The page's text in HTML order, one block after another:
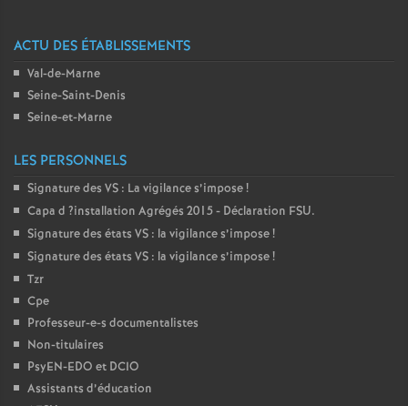
r
s
ACTU DES ÉTABLISSEMENTS
Val-de-Marne
Seine-Saint-Denis
Seine-et-Marne
LES PERSONNELS
Signature des VS : La vigilance s’impose!
Capa d ?installation Agrégés 2015 - Déclaration FSU.
Signature des états VS : la vigilance s’impose!
Signature des états VS : la vigilance s’impose!
Tzr
Cpe
Professeur-e-s documentalistes
Non-titulaires
PsyEN-EDO et DCIO
Assistants d’éducation